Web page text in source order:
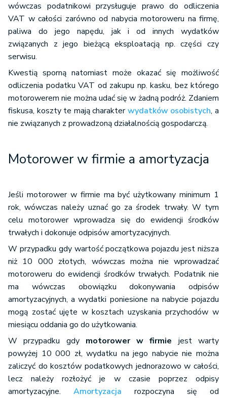
wówczas podatnikowi przysługuje prawo do odliczenia
VAT w całości zarówno od nabycia motoroweru na firmę,
paliwa do jego napędu, jak i od innych wydatków
związanych z jego bieżącą eksploatacją np. części czy
serwisu.
Kwestią sporną natomiast może okazać się możliwość
odliczenia podatku VAT od zakupu np. kasku, bez którego
motorowerem nie można udać się w żadną podróż. Zdaniem
fiskusa, koszty te mają charakterwydatków osobistych, a
nie związanych z prowadzoną działalnością gospodarczą.
Motorower w firmie a amortyzacja
Jeśli motorower w firmie ma być użytkowany minimum 1
rok, wówczas należy uznać go za środek trwały. W tym
celu motorower wprowadza się do ewidencji środków
trwałych i dokonuje odpisów amortyzacyjnych.
W przypadku gdy wartość początkowa pojazdu jest niższa
niż 10 000 złotych, wówczas można nie wprowadzać
motoroweru do ewidencji środków trwałych. Podatnik nie
ma wówczas obowiązku dokonywania odpisów
amortyzacyjnych, a wydatki poniesione na nabycie pojazdu
mogą zostać ujęte w kosztach uzyskania przychodów w
miesiącu oddania go do użytkowania.
W przypadku gdy motorower w firmie jest warty
powyżej 10 000 zł, wydatku na jego nabycie nie można
zaliczyć do kosztów podatkowych jednorazowo w całości,
lecz należy rozłożyć je w czasie poprzez odpisy
amortyzacyjne. Amortyzacja rozpoczyna się od